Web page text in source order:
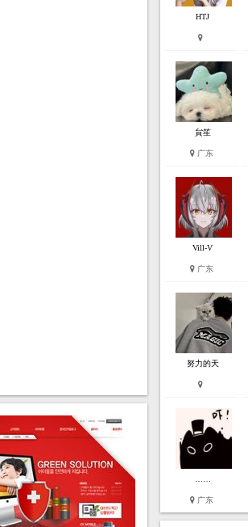
HTJ
貟笙
广东
Vill-V
广东
努力的天
广东